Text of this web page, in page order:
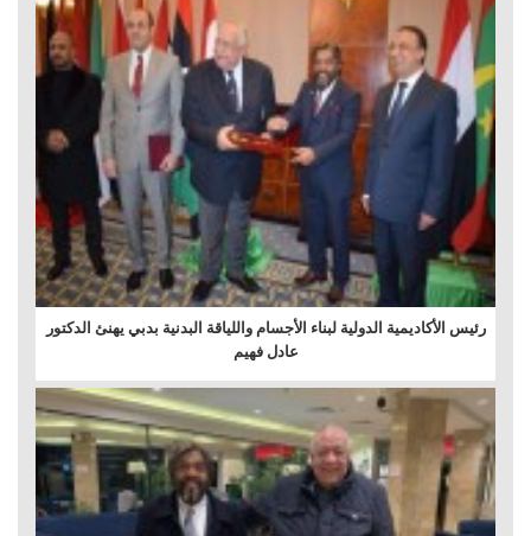
رئيس الأكاديمية الدولية لبناء الأجسام واللياقة البدنية بدبي يهنئ الدكتور
عادل فهيم